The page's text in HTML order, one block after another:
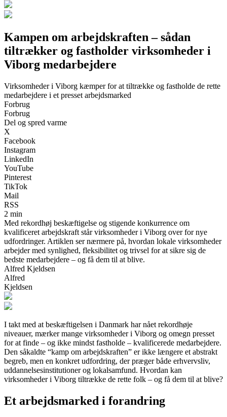
Kampen om arbejdskraften – sådan
tiltrækker og fastholder virksomheder i
Viborg medarbejdere
Virksomheder i Viborg kæmper for at tiltrække og fastholde de rette
medarbejdere i et presset arbejdsmarked
Forbrug
Forbrug
Del og spred varme
X
Facebook
Instagram
LinkedIn
YouTube
Pinterest
TikTok
Mail
RSS
2 min
Med rekordhøj beskæftigelse og stigende konkurrence om
kvalificeret arbejdskraft står virksomheder i Viborg over for nye
udfordringer. Artiklen ser nærmere på, hvordan lokale virksomheder
arbejder med synlighed, fleksibilitet og trivsel for at sikre sig de
bedste medarbejdere – og få dem til at blive.
Alfred Kjeldsen
Alfred
Kjeldsen
I takt med at beskæftigelsen i Danmark har nået rekordhøje
niveauer, mærker mange virksomheder i Viborg og omegn presset
for at finde – og ikke mindst fastholde – kvalificerede medarbejdere.
Den såkaldte “kamp om arbejdskraften” er ikke længere et abstrakt
begreb, men en konkret udfordring, der præger både erhvervsliv,
uddannelsesinstitutioner og lokalsamfund. Hvordan kan
virksomheder i Viborg tiltrække de rette folk – og få dem til at blive?
Et arbejdsmarked i forandring